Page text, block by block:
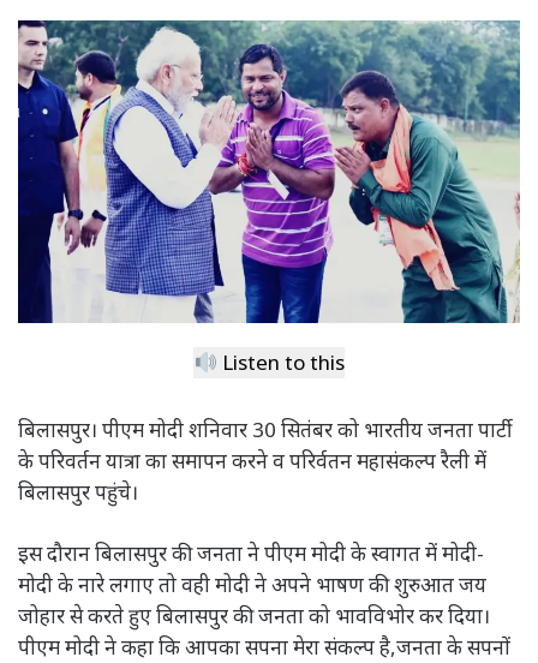
Listen to this
बिलासपुर। पीएम मोदी शनिवार 30 सितंबर को भारतीय जनता पार्टी
के परिवर्तन यात्रा का समापन करने व परिर्वतन महासंकल्प रैली में
बिलासपुर पहुंचे।
इस दौरान बिलासपुर की जनता ने पीएम मोदी के स्वागत में मोदी-
मोदी के नारे लगाए तो वही मोदी ने अपने भाषण की शुरुआत जय
जोहार से करते हुए बिलासपुर की जनता को भावविभोर कर दिया।
पीएम मोदी ने कहा कि आपका सपना मेरा संकल्प है,जनता के सपनों